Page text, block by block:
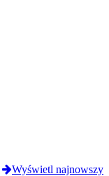
Wyświetl najnowszy